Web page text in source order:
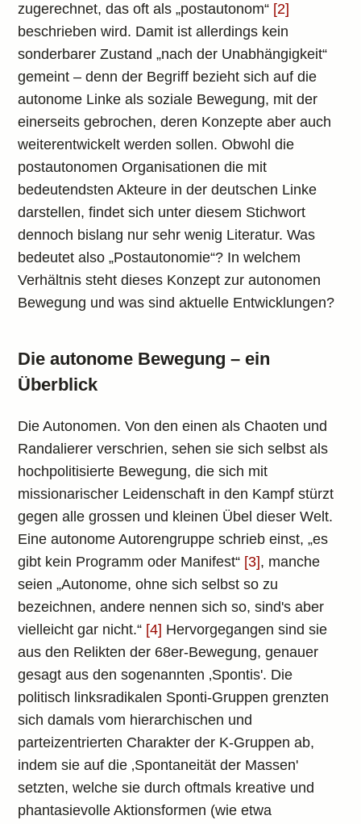
zugerechnet, das oft als „postautonom“ [2]
beschrieben wird. Damit ist allerdings kein
sonderbarer Zustand „nach der Unabhängigkeit“
gemeint – denn der Begriff bezieht sich auf die
autonome Linke als soziale Bewegung, mit der
einerseits gebrochen, deren Konzepte aber auch
weiterentwickelt werden sollen. Obwohl die
postautonomen Organisationen die mit
bedeutendsten Akteure in der deutschen Linke
darstellen, findet sich unter diesem Stichwort
dennoch bislang nur sehr wenig Literatur. Was
bedeutet also „Postautonomie“? In welchem
Verhältnis steht dieses Konzept zur autonomen
Bewegung und was sind aktuelle Entwicklungen?
Die autonome Bewegung – ein
Überblick
Die Autonomen. Von den einen als Chaoten und
Randalierer verschrien, sehen sie sich selbst als
hochpolitisierte Bewegung, die sich mit
missionarischer Leidenschaft in den Kampf stürzt
gegen alle grossen und kleinen Übel dieser Welt.
Eine autonome Autorengruppe schrieb einst, „es
gibt kein Programm oder Manifest“ [3], manche
seien „Autonome, ohne sich selbst so zu
bezeichnen, andere nennen sich so, sind's aber
vielleicht gar nicht.“ [4] Hervorgegangen sind sie
aus den Relikten der 68er-Bewegung, genauer
gesagt aus den sogenannten ‚Spontis'. Die
politisch linksradikalen Sponti-Gruppen grenzten
sich damals vom hierarchischen und
parteizentrierten Charakter der K-Gruppen ab,
indem sie auf die ‚Spontaneität der Massen'
setzten, welche sie durch oftmals kreative und
phantasievolle Aktionsformen (wie etwa